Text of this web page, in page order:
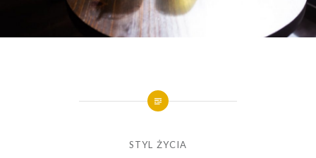
STYL ŻYCIA